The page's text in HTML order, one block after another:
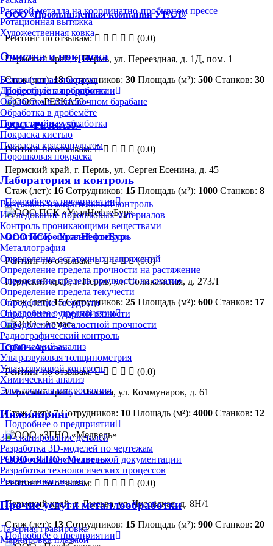
Раскрой металла на координатно-пробивном прессе
Ротационная вытяжка
Художественная ковка
Очистка и покраска
Безвоздушная покраска
Дробеструйная обработка
Обработка в галтовочном барабане
Обработка в дробемёте
Пескоструйная обработка
Покраска кистью
Покраска краскопультом
Порошковая покраска
Лаборатория и контроль
Визуально-измерительный контроль
Исследование порошковых материалов
Контроль проникающими веществами
Магнитопорошковый контроль
Металлография
Определение остаточных напряжений
Определение предела прочности на растяжение
Определение предела прочности на сжатие
Определение предела текучести
Определение твердости
Определение ударной вязкости
Определение усталостной прочности
Радиографический контроль
Термический анализ
Ультразвуковая толщинометрия
Ультразвуковой контроль
Химический анализ
Электронная микроскопия
Инжиниринг
3D-сканирование деталей
Разработка 3D-моделей по чертежам
Разработка конструкторской документации
Разработка технологических процессов
Реверс-инжиниринг
Прочие услуги металлообработки
Лазерная гравировка
Маркировка плазмой
ООО «Промышленная компания УРАЛ»
Рейтинг по отзывам:
(0.0)
Пермский край, г. Пермь, ул. Переездная, д. 1Д, пом. 1
Стаж (лет):18 Сотрудников: 30 Площадь (м²): 500 Станков: 30
Подробнее о предприятии
ООО «РЕЗКА59»
Рейтинг по отзывам:
(0.0)
Пермский край, г. Пермь, ул. Сергея Есенина, д. 45
Стаж (лет): 16 Сотрудников: 15 Площадь (м²): 1000 Станков: 8
Подробнее о предприятии
ООО ПСК «УралНефтеБур»
Рейтинг по отзывам:
(0.0)
Пермский край, г. Пермь, ул. Соликамская, д. 273Л
Стаж (лет):15 Сотрудников: 25 Площадь (м²): 600 Станков: 17
Подробнее о предприятии
ООО «Армас»
Рейтинг по отзывам:
(0.0)
Пермский край, г. Лысьва, ул. Коммунаров, д. 61
Стаж (лет):7 Сотрудников: 10 Площадь (м²): 4000 Станков: 12
Подробнее о предприятии
ООО «ЗГНО «Медведь»
Рейтинг по отзывам:
(0.0)
Пермский край, г. Лысьва, ул. Чусовская, д. 8Н/1
Стаж (лет): 13 Сотрудников: 15 Площадь (м²): 900 Станков: 20
Подробнее о предприятии